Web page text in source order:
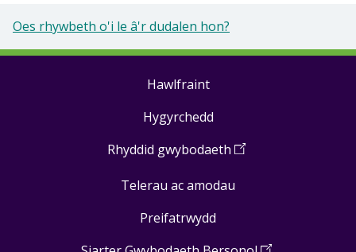
Oes rhywbeth o'i le â'r dudalen hon?
Hawlfraint
Hygyrchedd
Rhyddid gwybodaeth (Open
a
Telerau ac amodau
Preifatrwydd